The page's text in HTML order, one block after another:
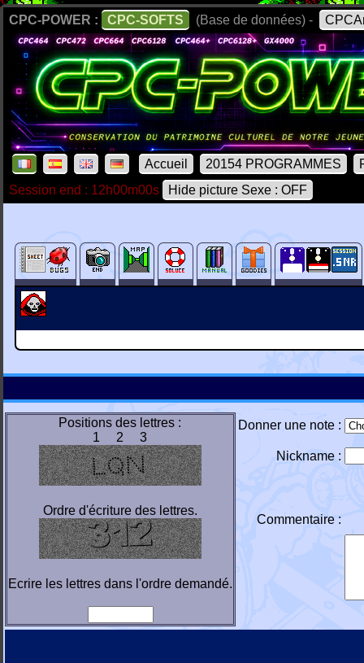
CPC-POWER : CPC-SOFTS (Base de données) -
Accueil 20154 PROGRAMMES
Session end : 12h00m00s
Hide picture Sexe : OFF
Positions des lettres :
1 2 3
Ordre d'écriture des lettres.
Ecrire les lettres dans l'ordre demandé.
Donner une note :
Nickname :
Commentaire :